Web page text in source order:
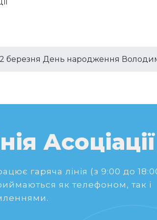
березня День народження
Асоціації
гаряча лінія (з 9:00 до
як телефоном, так і